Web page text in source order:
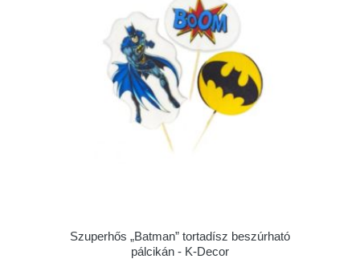
Szuperhős „Batman” tortadísz beszúrható
pálcikán - K-Decor